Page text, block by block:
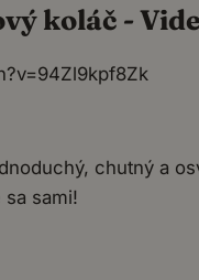
koláč -
chutný a
sami!